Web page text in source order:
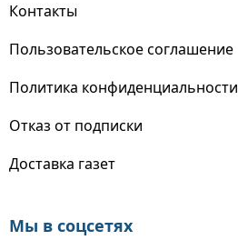
Контакты
Пользовательское соглашение
Политика конфиденциальности
Отказ от подписки
Доставка газет
Мы в соцсетях